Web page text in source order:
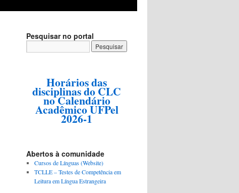
Pesquisar no portal
Horários das
disciplinas do CLC
no Calendário
Acadêmico UFPel
2026-1
Abertos à comunidade
Cursos de Línguas (Website)
TCLLE – Testes de Competência em
Leitura em Língua Estrangeira